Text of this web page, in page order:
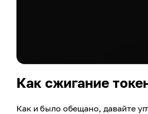
Как сжигание
Как и было обещано, давайте